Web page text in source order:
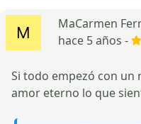
MaCarmen
hace 5 años -
Si todo empezó con un
amor eterno lo que